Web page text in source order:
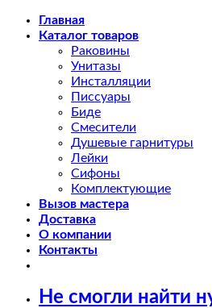
Skip
Главная
Каталог товаров
Раковины
Унитазы
Инсталляции
Писсуары
Биде
Смесители
Душевые гарнитуры
Лейки
Сифоны
Комплектующие
Вызов мастера
Доставка
О компании
Контакты
Не смогли найти